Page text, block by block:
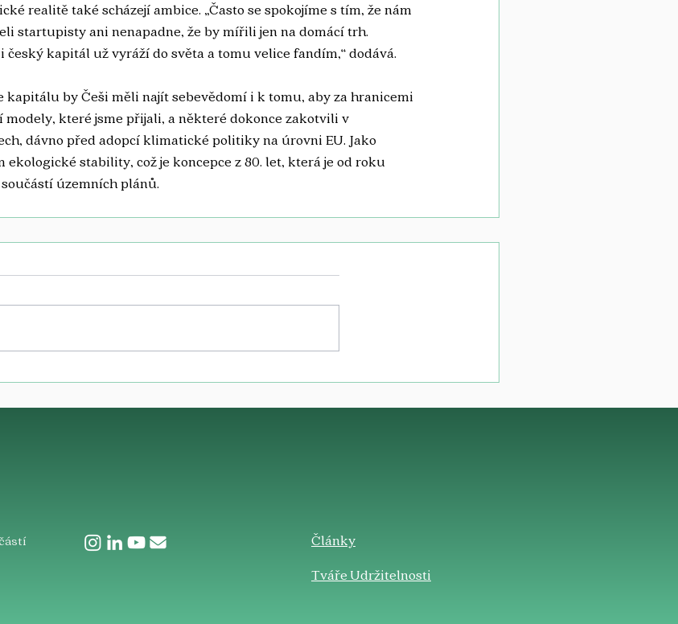
realitě také scházejí ambice. „Často se spokojíme s tím, že nám
startupisty ani nenapadne, že by mířili jen na domácí trh.
český kapitál už vyráží do světa a tomu velice fandím,“ dodává.
kapitálu by Češi měli najít sebevědomí i k tomu, aby za hranicemi
které jsme přijali, a některé dokonce zakotvili v
dávno před adopcí klimatické politiky na úrovni EU. Jako
stability, což je koncepce z 80. let, která je od roku
územních plánů.
​Články
Tváře Udržitelnosti